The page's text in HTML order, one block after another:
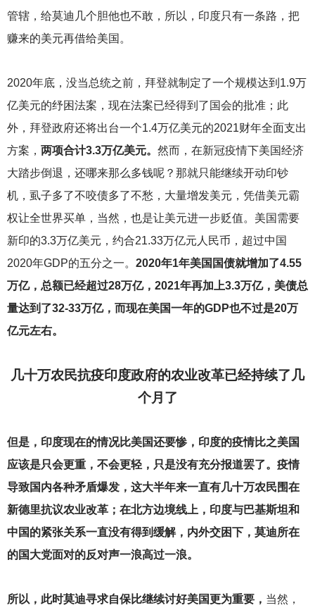
管辖，给莫迪几个胆他也不敢，所以，印度只有一条路，把
赚来的美元再借给美国。
2020年底，没当总统之前，拜登就制定了一个规模达到1.9万
亿美元的纾困法案，现在法案已经得到了国会的批准；此
外，拜登政府还将出台一个1.4万亿美元的2021财年全面支出
方案， 两项合计3.3万亿美元。 然而，在新冠疫情下美国经济
大踏步倒退，还哪来那么多钱呢？那就只能继续开动印钞
机，虱子多了不咬债多了不愁，大量增发美元，凭借美元霸
权让全世界买单，当然，也是让美元进一步贬值。美国需要
新印的3.3万亿美元，约合21.33万亿元人民币，超过中国
2020年GDP的五分之一。 2020年1年美国国债就增加了4.55
万亿，总额已经超过28万亿，2021年再加上3.3万亿，美债总
量达到了32-33万亿，而现在美国一年的GDP也不过是20万
亿元左右。
几十万农民抗疫印度政府的农业改革已经持续了几
个月了
但是，印度现在的情况比美国还要惨，印度的疫情比之美国
应该是只会更重，不会更轻，只是没有充分报道罢了。疫情
导致国内各种矛盾爆发，这大半年来一直有几十万农民围在
新德里抗议农业改革；在北方边境线上，印度与巴基斯坦和
中国的紧张关系一直没有得到缓解，内外交困下，莫迪所在
的国大党面对的反对声一浪高过一浪。
所以，此时莫迪寻求自保比继续讨好美国更为重要， 当然，